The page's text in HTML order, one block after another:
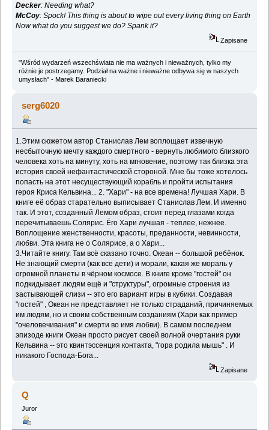
Decker: Needing what?
McCoy: Spock! This thing is about to wipe out every living thing on Earth
Now what do you suggest we do? Spank it?
Zapisane
"Wśród wydarzeń wszechświata nie ma ważnych i nieważnych, tylko my
różnie je postrzegamy. Podział na ważne i nieważne odbywa się w naszych
umysłach" - Marek Baraniecki
serg6020
1.Этим сюжетом автор Станислав Лем воплощает извечную
несбыточную мечту каждого смертного - вернуть любимого близкого
человека хоть на минуту, хоть на мгновение, поэтому так близка эта
история своей нефантастической стороной. Мне бы тоже хотелось
попасть на этот несуществующий корабль и пройти испытания
героя Криса Кельвина... 2. "Хари" - на все времена! Лучшая Хари. В
книге её образ старательно выписывает Станислав Лем. И именно
так. И этот, созданный Лемом образ, стоит перед глазами когда
перечитываешь Солярис. Ёго Хари лучшая - теплее, нежнее.
Воплощение женственности, красоты, преданности, невинности,
любви. Эта книга не о Солярисе, а о Хари...
3.Читайте книгу. Там всё сказано точно. Океан -- большой ребёнок.
Не знающий смерти (как все дети) и морали, какая же мораль у
огромной планеты в чёрном космосе. В книге кроме "гостей" он
подкидывает людям ещё и "структуры", огромные строения из
застывающей слизи -- это его вариант игры в кубики. Создавая
"гостей" , Океан не представляет не только страданий, причиняемых
им людям, но и своим собственным созданиям (Хари как пример
"очеловечивания" и смерти во имя любви). В самом последнем
эпизоде книги Океан просто рисует своей волной очертания руки
Кельвина -- это квинтэссенция контакта, "гора родила мышь" . И
никакого Господа-Бога...
Zapisane
Q
Juror